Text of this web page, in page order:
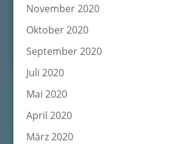
November 2020
Oktober 2020
September 2020
Juli 2020
Mai 2020
April 2020
März 2020